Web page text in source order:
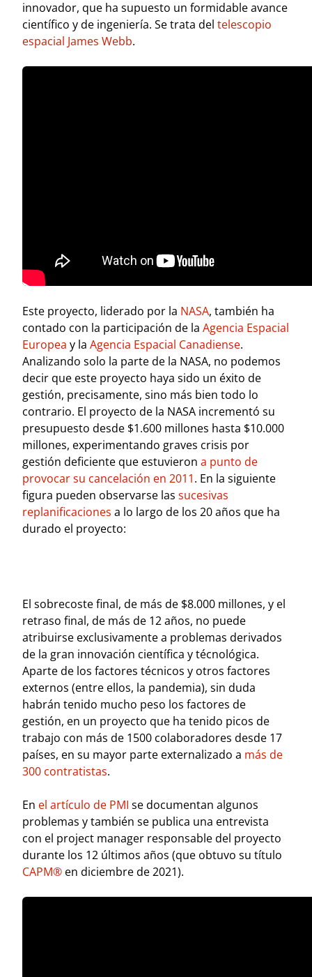
innovador, que ha supuesto un formidable avance
científico y de ingeniería. Se trata del telescopio
espacial James Webb.
Este proyecto, liderado por la NASA, también ha
contado con la participación de la Agencia Espacial
Europea y la Agencia Espacial Canadiense.
Analizando solo la parte de la NASA, no podemos
decir que este proyecto haya sido un éxito de
gestión, precisamente, sino más bien todo lo
contrario. El proyecto de la NASA incrementó su
presupuesto desde $1.600 millones hasta $10.000
millones, experimentando graves crisis por
gestión deficiente que estuvieron a punto de
provocar su cancelación en 2011. En la siguiente
figura pueden observarse las sucesivas
replanificaciones a lo largo de los 20 años que ha
durado el proyecto:
El sobrecoste final, de más de $8.000 millones, y el
retraso final, de más de 12 años, no puede
atribuirse exclusivamente a problemas derivados
de la gran innovación científica y técnológica.
Aparte de los factores técnicos y otros factores
externos (entre ellos, la pandemia), sin duda
habrán tenido mucho peso los factores de
gestión, en un proyecto que ha tenido picos de
trabajo con más de 1500 colaboradores desde 17
países, en su mayor parte externalizado a más de
300 contratistas.
En el artículo de PMI se documentan algunos
problemas y también se publica una entrevista
con el project manager responsable del proyecto
durante los 12 últimos años (que obtuvo su título
CAPM® en diciembre de 2021).